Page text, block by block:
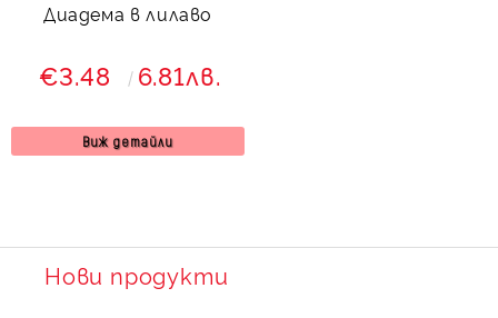
Диадема в лилаво
€3.48 6.81лв.
Виж детайли
Нови продукти